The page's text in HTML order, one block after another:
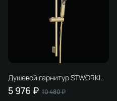
Душевой гарнитур STWORKI
Гётеборг S03190GM матовое
золото
5 976 ₽ 10 480 ₽